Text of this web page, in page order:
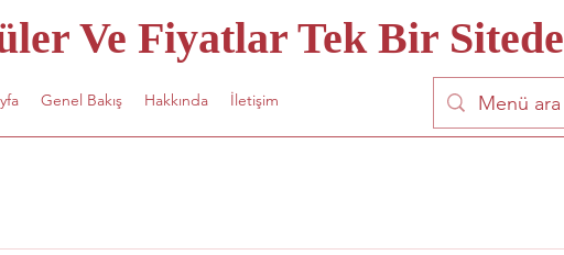
Ve Fiyatlar Tek Bir Sitede
Genel Bakış Hakkında İletişim